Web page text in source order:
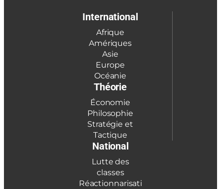
International
Afrique
Amériques
Asie
Europe
Océanie
Théorie
Économie
Philosophie
Stratégie et
Tactique
National
Lutte des
classes
Réactionnarisati